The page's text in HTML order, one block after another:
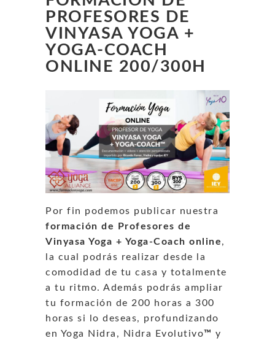
PROFESORES DE
VINYASA YOGA +
YOGA-COACH
ONLINE 200/300H
Por fin podemos publicar nuestra
formación de Profesores de
Vinyasa Yoga + Yoga-Coach online,
la cual podrás realizar desde la
comodidad de tu casa y totalmente
a tu ritmo. Además podrás ampliar
tu formación de 200 horas a 300
horas si lo deseas, profundizando
en Yoga Nidra, Nidra Evolutivo™ y